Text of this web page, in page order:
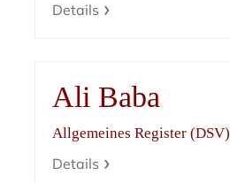
Details
Ali Baba
Allgemeines Register (DSV)
Details